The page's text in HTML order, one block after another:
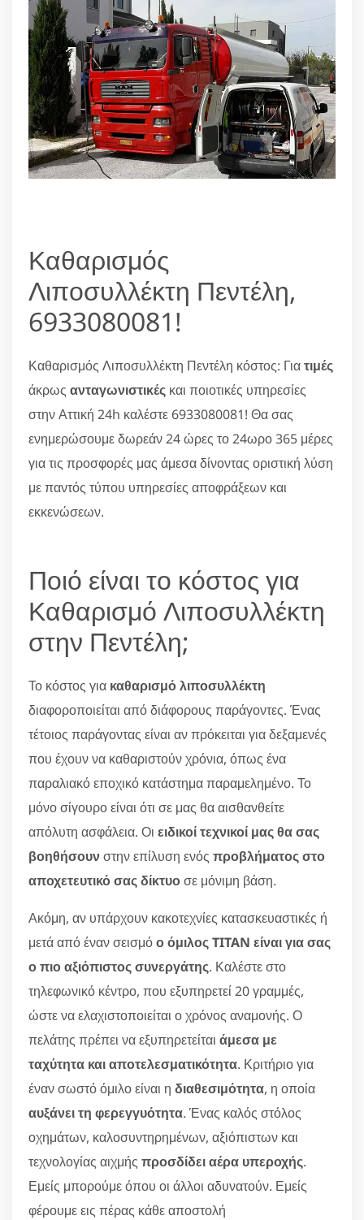
Καθαρισμός
Λιποσυλλέκτη Πεντέλη,
6933080081!
Καθαρισμός Λιποσυλλέκτη Πεντέλη κόστος: Γιατιμές
άκρως ανταγωνιστικές και ποιοτικές υπηρεσίες
στην Αττική 24h καλέστε 6933080081! Θα σας
ενημερώσουμε δωρεάν 24 ώρες το 24ωρο 365 μέρες
για τις προσφορές μας άμεσα δίνοντας οριστική λύση
με παντός τύπου υπηρεσίες αποφράξεων και
εκκενώσεων.
Ποιό είναι το κόστος για
Καθαρισμό Λιποσυλλέκτη
στην Πεντέλη;
Το κόστος για καθαρισμό λιποσυλλέκτη
διαφοροποιείται από διάφορους παράγοντες. Ένας
τέτοιος παράγοντας είναι αν πρόκειται για δεξαμενές
που έχουν να καθαριστούν χρόνια, όπως ένα
παραλιακό εποχικό κατάστημα παραμελημένο. Το
μόνο σίγουρο είναι ότι σε μας θα αισθανθείτε
απόλυτη ασφάλεια. Οι ειδικοί τεχνικοί μας θα σας
βοηθήσουνστην επίλυση ενός προβλήματος στο
αποχετευτικό σας δίκτυοσε μόνιμη βάση.
Ακόμη, αν υπάρχουν κακοτεχνίες κατασκευαστικές ή
μετά από έναν σεισμόο όμιλος TITAN είναι για σας
ο πιο αξιόπιστος συνεργάτης. Καλέστε στο
τηλεφωνικό κέντρο, που εξυπηρετεί 20 γραμμές,
ώστε να ελαχιστοποιείται ο χρόνος αναμονής. Ο
πελάτης πρέπει να εξυπηρετείται άμεσα με
ταχύτητα και αποτελεσματικότητα. Κριτήριο για
έναν σωστό όμιλο είναι η διαθεσιμότητα, η οποία
αυξάνει τη φερεγγυότητα. Ένας καλός στόλος
οχημάτων, καλοσυντηρημένων, αξιόπιστων και
τεχνολογίας αιχμής προσδίδει αέρα υπεροχής.
Εμείς μπορούμε όπου οι άλλοι αδυνατούν. Εμείς
φέρουμε εις πέρας κάθε αποστολή